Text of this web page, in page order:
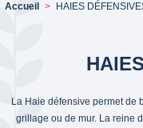
Accueil HAIES
La Haie défensive permet de
grillage ou de mur. La reine